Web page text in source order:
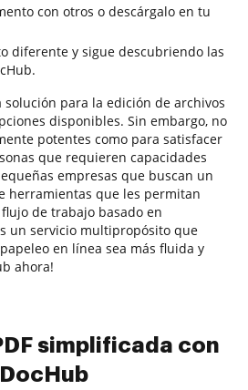
con otros o descárgalo en tu
diferente y sigue descubriendo las
para la edición de archivos
disponibles. Sin embargo, no
potentes como para satisfacer
que requieren capacidades
empresas que buscan un
herramientas que les permitan
de trabajo basado en
un servicio multipropósito que
en línea sea más fluida y
ahora!
simplificada con
DocHub